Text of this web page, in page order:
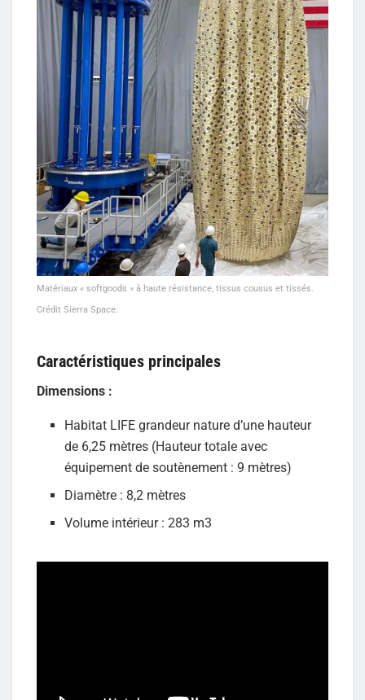
Matériaux « softgoods » à haute résistance, tissus cousus et tissés.
Crédit Sierra Space.
Caractéristiques principales
Dimensions :
Habitat LIFE grandeur nature d’une hauteur
de 6,25 mètres (Hauteur totale avec
équipement de soutènement : 9 mètres)
Diamètre : 8,2 mètres
Volume intérieur : 283 m3